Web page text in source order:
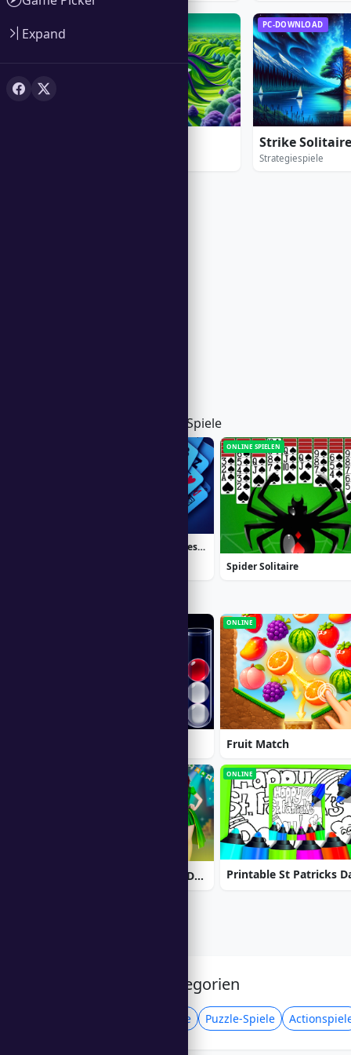
PC-DOWNLOAD
Strike Solitaire
Strategiespiele
Trendend in Solitaire-Spiele
Strike Solitaire 3: Dream Resort
ONLINE SPIELEN
Spider Solitaire
ONLINE
Fruit Match
Black Pink St.Patricks Day Concert
ONLINE
Verwandte Kategorien
Gelegenheits-Spiele Puzzle-Spiele
Expand